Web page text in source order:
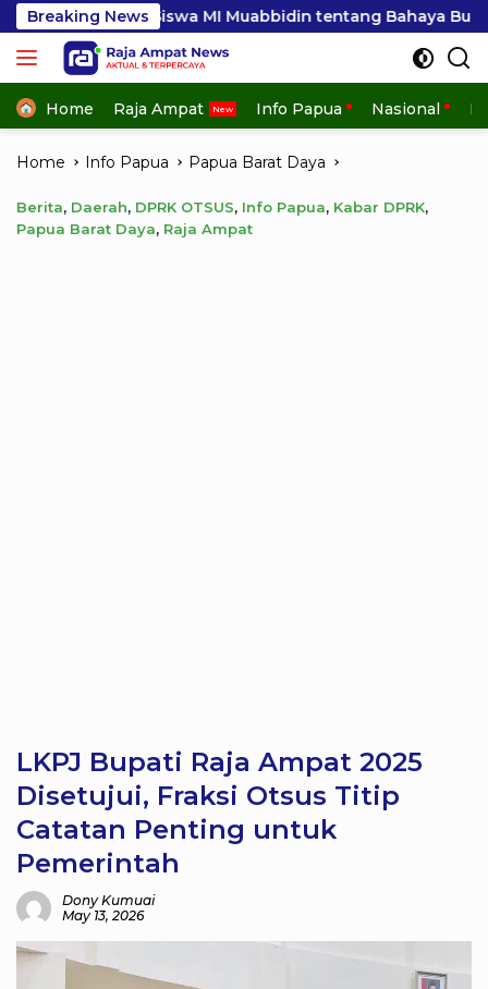
Skip
to
content
Breaking News
MI Muabbidin tentang Bahaya Bullying Semarak
Home Raja Ampat Info Papua Nasional
Home Info Papua Papua Barat Daya
Berita, Daerah, DPRK OTSUS, Info Papua, Kabar DPRK,
Papua Barat Daya, Raja Ampat
LKPJ Bupati Raja Ampat 2025
Disetujui, Fraksi Otsus Titip
Catatan Penting untuk
Pemerintah
Dony Kumuai
May 13, 2026